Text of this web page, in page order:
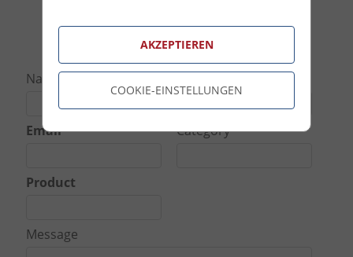
Request Form
Name
Email Category
Product
Message
AKZEPTIEREN
COOKIE-EINSTELLUNGEN